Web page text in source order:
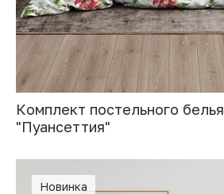
Комплект постельного белья
"Пуансеттия"
Новинка